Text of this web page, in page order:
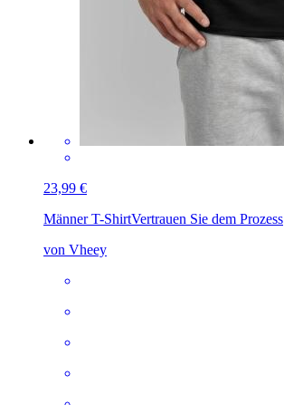
23,99 €
Männer T-ShirtVertrauen Sie dem Prozess
von Vheey